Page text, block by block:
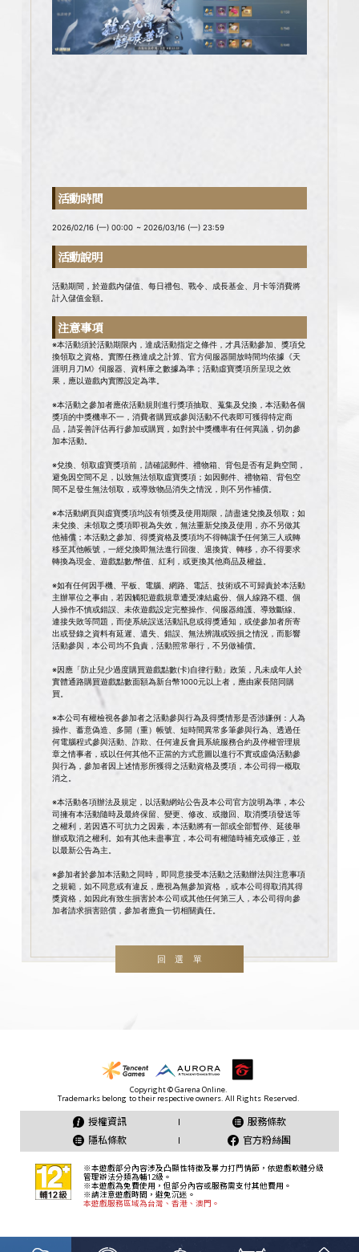
活動時間
2026/02/16 (一) 00:00 ~ 2026/03/16 (一) 23:59
活動說明
活動期間，於遊戲內儲值、每日禮包、戰令、成長基金、月卡等消費將
計入儲值金額。
注意事項
※本活動須於活動期限內，達成活動指定之條件，才具活動參加、獎項兌
換領取之資格。實際任務達成之計算、官方伺服器開放時間均依據《天
涯明月刀M》伺服器、資料庫之數據為準；活動虛寶獎項所呈現之效
果，應以遊戲內實際設定為準。
※本活動之參加者應依活動規則進行獎項抽取、蒐集及兌換，本活動各個
獎項的中獎機率不一，消費者購買或參與活動不代表即可獲得特定商
品，請妥善評估再行參加或購買，如對於中獎機率有任何異議，切勿參
加本活動。
※兌換、領取虛寶獎項前，請確認郵件、禮物箱、背包是否有足夠空間，
避免因空間不足，以致無法領取虛寶獎項；如因郵件、禮物箱、背包空
間不足發生無法領取，或導致物品消失之情況，則不另作補償。
※本活動網頁與虛寶獎項均設有領獎及使用期限，請盡速兌換及領取；如
未兌換、未領取之獎項即視為失效，無法重新兌換及使用，亦不另做其
他補償；本活動之參加、得獎資格及獎項均不得轉讓予任何第三人或轉
移至其他帳號，一經兌換即無法進行回復、退換貨、轉移，亦不得要求
轉換為現金、遊戲點數/幣值、紅利，或更換其他商品及權益。
※如有任何因手機、平板、電腦、網路、電話、技術或不可歸責於本活動
主辦單位之事由，若因觸犯遊戲規章遭受凍結處份、個人線路不穩、個
人操作不慎或錯誤、未依遊戲設定完整操作、伺服器維護、導致斷線、
連接失敗等問題，而使系統誤送活動訊息或得獎通知，或使參加者所寄
出或登錄之資料有延遲、遺失、錯誤、無法辨識或毀損之情況，而影響
活動參與，本公司均不負責，活動照常舉行，不另做補償。
※因應「防止兒少過度購買遊戲點數(卡)自律行動」政策，凡未成年人於
實體通路購買遊戲點數面額為新台幣1000元以上者，應由家長陪同購
買。
※本公司有權檢視各參加者之活動參與行為及得獎情形是否涉嫌例：人為
操作、蓄意偽造、多開（重）帳號、短時間異常多筆參與行為、透過任
何電腦程式參與活動、詐欺、任何違反會員系統服務合約及停權管理規
章之情事者，或以任何其他不正當的方式意圖以進行不實或虛偽活動參
與行為，參加者因上述情形所獲得之活動資格及獎項，本公司得一概取
消之。
※本活動各項辦法及規定，以活動網站公告及本公司官方說明為準，本公
司擁有本活動隨時及最終保留、變更、修改、或撤回、取消獎項發送等
之權利，若因遇不可抗力之因素，本活動將有一部或全部暫停、延後舉
辦或取消之權利。如有其他未盡事宜，本公司有權隨時補充或修正，並
以最新公告為主。
※參加者於參加本活動之同時，即同意接受本活動之活動辦法與注意事項
之規範，如不同意或有違反，應視為無參加資格 ，或本公司得取消其得
獎資格，如因此有致生損害於本公司或其他任何第三人，本公司得向參
加者請求損害賠償，參加者應負一切相關責任。
回選單
授權資訊
服務條款
隱私條款
官方粉絲團
本遊戲服務區域為台灣、香港、澳門。